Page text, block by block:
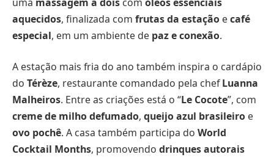
aquecidos, finalizada com frutas da estação ecafé
especial, em um ambiente de paz e conexão.
A estação mais fria do ano também inspira o cardápio
do Térèze, restaurante comandado pela chefLuanna
Malheiros. Entre as criações está o “Le Cocote”, com
creme de milho defumado, queijo azul brasileiro e
ovo pochê. A casa também participa do World
Cocktail Months, promovendo drinques autorais